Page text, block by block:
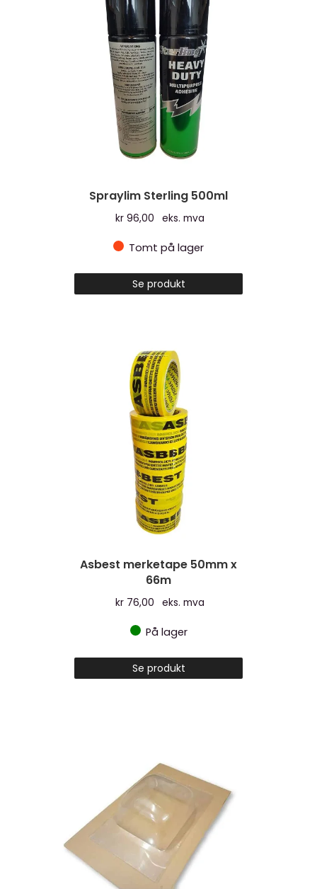
Spraylim Sterling 500ml
kr 96,00 eks. mva
Tomt på lager
Se produkt
Asbest merketape 50mm x
66m
kr 76,00 eks. mva
På lager
Se produkt